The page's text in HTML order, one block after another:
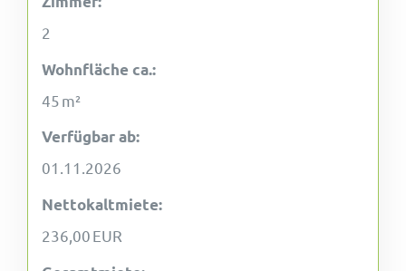
2
Wohnfläche ca.:
45 m²
Verfügbar ab:
01.11.2026
Nettokaltmiete:
236,00 EUR